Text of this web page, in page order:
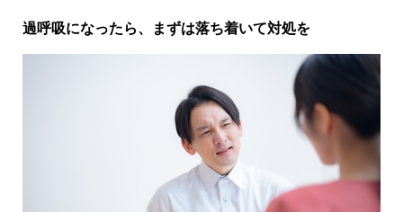
過呼吸になったら、まずは落ち着いて対処を